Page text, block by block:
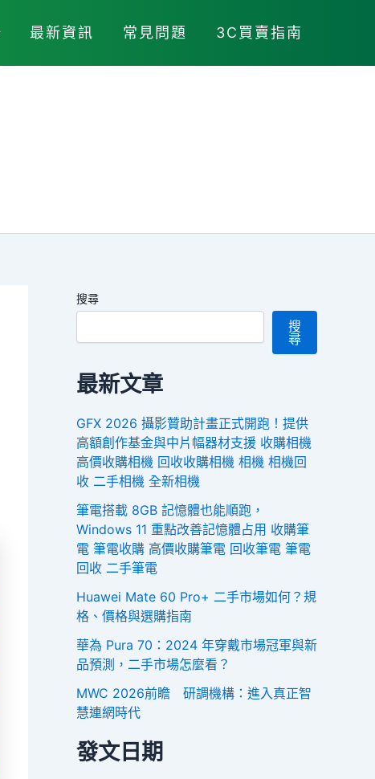
最新資訊 常見問題 3C買賣指南
搜尋
搜
尋
最新文章
GFX 2026 攝影贊助計畫正式開跑！提供
高額創作基金與中片幅器材支援 收購相機
高價收購相機 回收收購相機 相機 相機回
收 二手相機 全新相機
筆電搭載 8GB 記憶體也能順跑，
Windows 11 重點改善記憶體占用 收購筆
電 筆電收購 高價收購筆電 回收筆電 筆電
回收 二手筆電
Huawei Mate 60 Pro+ 二手市場如何？規
格、價格與選購指南
華為 Pura 70：2024 年穿戴市場冠軍與新
品預測，二手市場怎麼看？
MWC 2026前瞻 研調機構：進入真正智
慧連網時代
發文日期